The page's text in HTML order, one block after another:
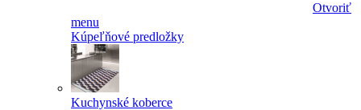
Otvoriť
menu
Kúpeľňové predložky
Kuchynské koberce